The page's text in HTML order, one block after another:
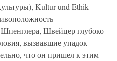
Kultur und Ethik
Швейцер глубоко
вызвавшие упадок
что он пришел к этим